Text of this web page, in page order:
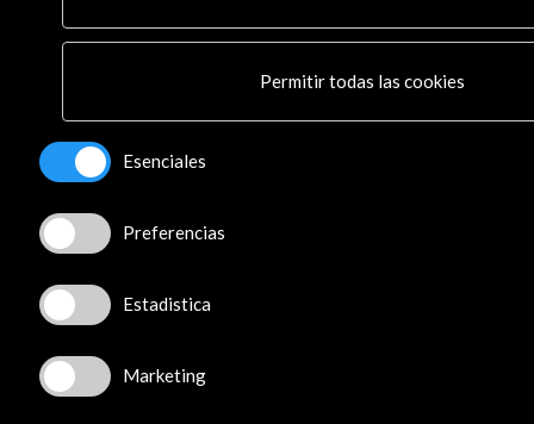
Permitir todas las cookies
Esenciales
Preferencias
Estadistica
Marketing